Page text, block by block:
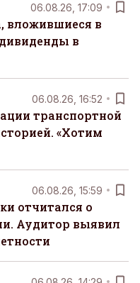
06.08.26, 17:09
вложившиеся в
в
06.08.26, 16:52
транспортной
«Хотим
06.08.26, 15:59
отчитался о
Аудитор выявил